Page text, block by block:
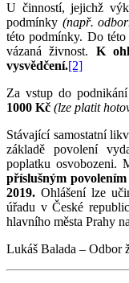
U činností, jejichž
podmínky (např.
této podmínky. Do této
vázaná živnost. K
vysvědčení.[2]
Za vstup do
1000 Kč (lze platit
Stávající samostatní
základě povolení
poplatku osvobozeni.
příslušným
2019.Ohlášení lze
úřadu v České
hlavního města Prahy
Lukáš Balada – Odbor